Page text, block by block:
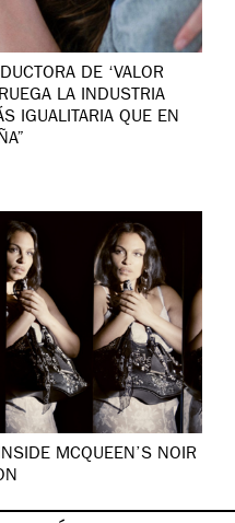
DE ‘VALOR
LA INDUSTRIA
IGUALITARIA QUE EN
MCQUEEN’S NOIR